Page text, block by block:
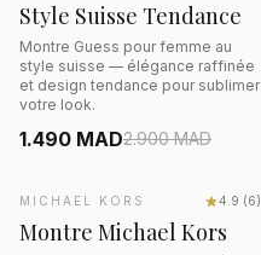
Style Suisse Tendance
Montre Guess pour femme au
style suisse — élégance raffinée
et design tendance pour sublimer
votre look.
1.490 MAD2.900MAD
SALE −50%
AJOUTER AU PANIER
MICHAEL KORS 4.9 (6)
Montre Michael Kors